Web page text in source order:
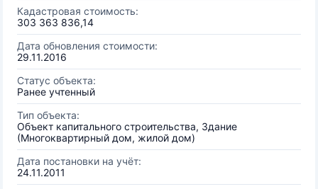
Кадастровая стоимость:
303 363 836,14
Дата обновления стоимости:
29.11.2016
Статус объекта:
Ранее учтенный
Тип объекта:
Объект капитального строительства, Здание
(Многоквартирный дом, жилой дом)
Дата постановки на учёт:
24.11.2011